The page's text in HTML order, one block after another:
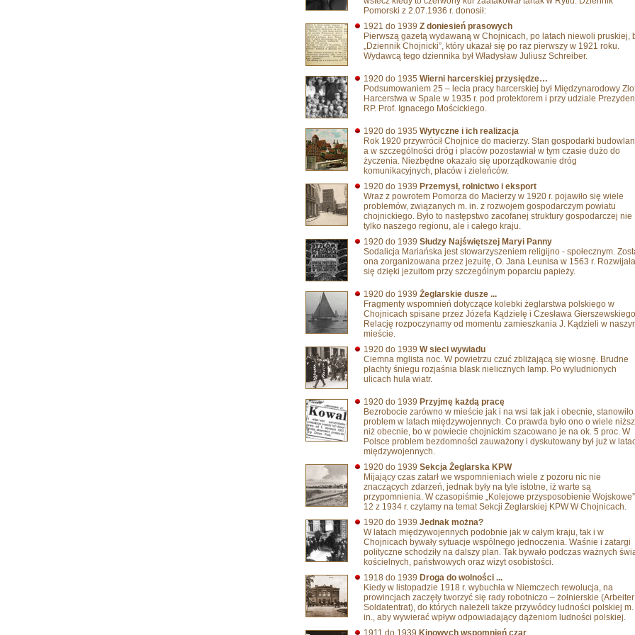
Pomorski z 2.07.1936 r. donosił:
1921 do 1939 Z doniesień prasowych
Pierwszą gazetą wydawaną w Chojnicach, po latach niewoli pruskiej,
„Dziennik Chojnicki”, który ukazał się po raz pierwszy w 1921 roku.
Wydawcą tego dziennika był Władysław Juliusz Schreiber.
1920 do 1935 Wierni harcerskiej przysiędze…
Podsumowaniem 25 – lecia pracy harcerskiej był Międzynarodowy
Harcerstwa w Spale w 1935 r. pod protektorem i przy udziale
RP. Prof. Ignacego Mościckiego.
1920 do 1935 Wytyczne i ich realizacja
Rok 1920 przywrócił Chojnice do macierzy. Stan gospodarki
a w szczególności dróg i placów pozostawiał w tym czasie dużo do
życzenia. Niezbędne okazało się uporządkowanie dróg
komunikacyjnych, placów i zieleńców.
1920 do 1939 Przemysł, rolnictwo i eksport
Wraz z powrotem Pomorza do Macierzy w 1920 r. pojawiło się wiele
problemów, związanych m. in. z rozwojem gospodarczym powiatu
chojnickiego. Było to następstwo zacofanej struktury gospodarczej nie
tylko naszego regionu, ale i całego kraju.
1920 do 1939 Słudzy Najświętszej Maryi Panny
Sodalicja Mariańska jest stowarzyszeniem religijno - społecznym.
ona zorganizowana przez jezuitę, O. Jana Leunisa w 1563 r. Rozwijała
się dzięki jezuitom przy szczególnym poparciu papieży.
1920 do 1939 Żeglarskie dusze ...
Fragmenty wspomnień dotyczące kolebki żeglarstwa polskiego w
Chojnicach spisane przez Józefa Kądzielę i Czesława
Relację rozpoczynamy od momentu zamieszkania J. Kądzieli w
mieście.
1920 do 1939 W sieci wywiadu
Ciemna mglista noc. W powietrzu czuć zbliżającą się wiosnę. Brudne
płachty śniegu rozjaśnia blask nielicznych lamp. Po wyludnionych
ulicach hula wiatr.
1920 do 1939 Przyjmę każdą pracę
Bezrobocie zarówno w mieście jak i na wsi tak jak i obecnie, stanowiło
problem w latach międzywojennych. Co prawda było ono o wiele
niż obecnie, bo w powiecie chojnickim szacowano je na ok. 5 proc. W
Polsce problem bezdomności zauważony i dyskutowany był już w
międzywojennych.
1920 do 1939 Sekcja Żeglarska KPW
Mijający czas zatarł we wspomnieniach wiele z pozoru nic nie
znaczących zdarzeń, jednak były na tyle istotne, iż warte są
przypomnienia. W czasopiśmie „Kolejowe przysposobienie
12 z 1934 r. czytamy na temat Sekcji Żeglarskiej KPW W Chojnicach.
1920 do 1939 Jednak można?
W latach międzywojennych podobnie jak w całym kraju, tak i w
Chojnicach bywały sytuacje wspólnego jednoczenia. Waśnie i zatargi
polityczne schodziły na dalszy plan. Tak bywało podczas ważnych
kościelnych, państwowych oraz wizyt osobistości.
1918 do 1939 Droga do wolności ...
Kiedy w listopadzie 1918 r. wybuchła w Niemczech rewolucja, na
prowincjach zaczęły tworzyć się rady robotniczo – żołnierskie (Arbeiter
Soldatentrat), do których należeli także przywódcy ludności polskiej m.
in., aby wywierać wpływ odpowiadający dążeniom ludności polskiej.
1911 do 1939 Kinowych wspomnień czar